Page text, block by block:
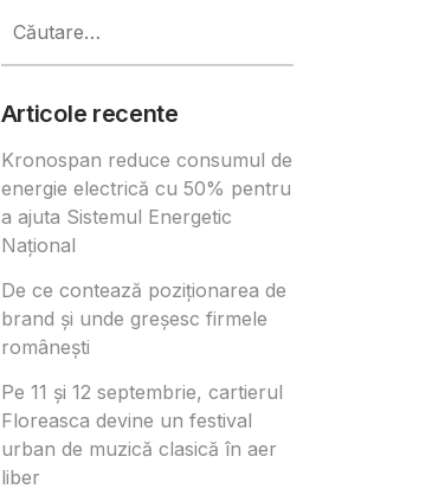
după:
Articole recente
Kronospan reduce consumul de
energie electrică cu 50% pentru
a ajuta Sistemul Energetic
Național
De ce contează poziționarea de
brand și unde greșesc firmele
românești
Pe 11 și 12 septembrie, cartierul
Floreasca devine un festival
urban de muzică clasică în aer
liber